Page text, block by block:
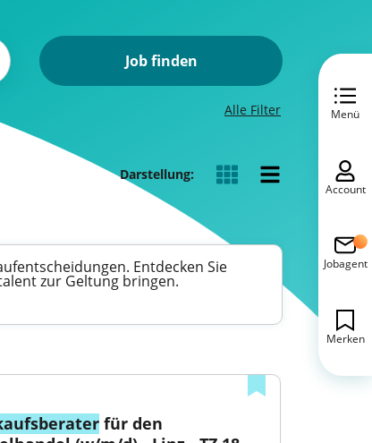
Job finden
Alle Filter
Darstellung:
Entdecken Sie
zur Geltung bringen.
für den
Menü
Account
Jobagent
Merken